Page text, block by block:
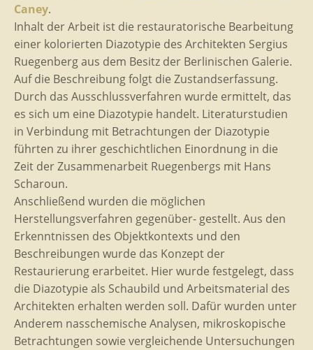
Caney.
Inhalt der Arbeit ist die restauratorische Bearbeitung
einer kolorierten Diazotypie des Architekten Sergius
Ruegenberg aus dem Besitz der Berlinischen Galerie.
Auf die Beschreibung folgt die Zustandserfassung.
Durch das Ausschlussverfahren wurde ermittelt, das
es sich um eine Diazotypie handelt. Literaturstudien
in Verbindung mit Betrachtungen der Diazotypie
führten zu ihrer geschichtlichen Einordnung in die
Zeit der Zusammenarbeit Ruegenbergs mit Hans
Scharoun.
Anschließend wurden die möglichen
Herstellungsverfahren gegenüber- gestellt. Aus den
Erkenntnissen des Objektkontexts und den
Beschreibungen wurde das Konzept der
Restaurierung erarbeitet. Hier wurde festgelegt, dass
die Diazotypie als Schaubild und Arbeitsmaterial des
Architekten erhalten werden soll. Dafür wurden unter
Anderem nasschemische Analysen, mikroskopische
Betrachtungen sowie vergleichende Untersuchungen